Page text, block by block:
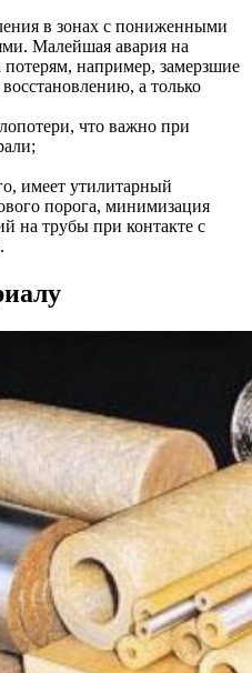
в зонах с пониженными
Малейшая авария на
потерям, например, замерзшие
а только
что важно при
имеет утилитарный
порога, минимизация
на трубы при контакте с